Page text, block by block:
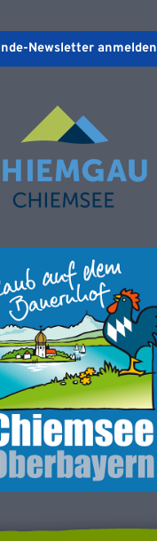
Newsletter anmelden